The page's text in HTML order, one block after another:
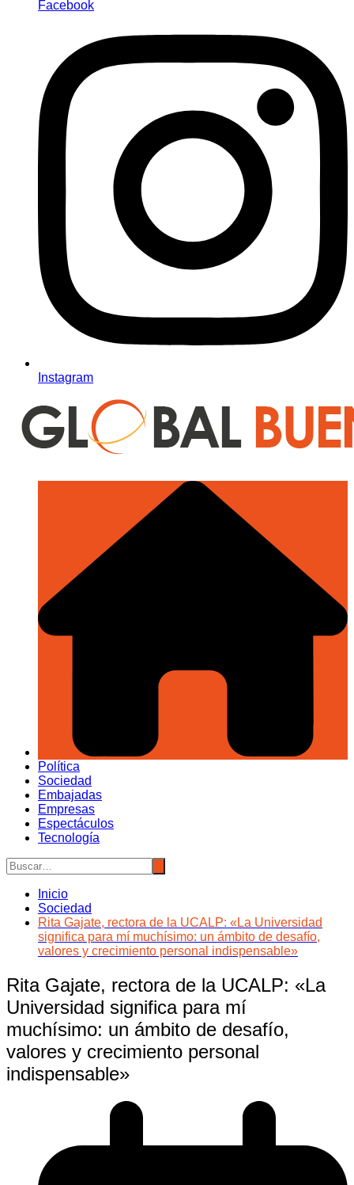
Facebook
Instagram
Política
Sociedad
Embajadas
Empresas
Espectáculos
Tecnología
Inicio
Sociedad
Rita Gajate, rectora de la UCALP: «La Universidad
significa para mí muchísimo: un ámbito de desafío,
valores y crecimiento personal indispensable»
Rita Gajate, rectora de la UCALP: «La
Universidad significa para mí
muchísimo: un ámbito de desafío,
valores y crecimiento personal
indispensable»